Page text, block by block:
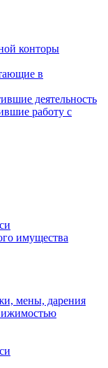
конторы
в
деятельность
работу с
имущества
мены, дарения